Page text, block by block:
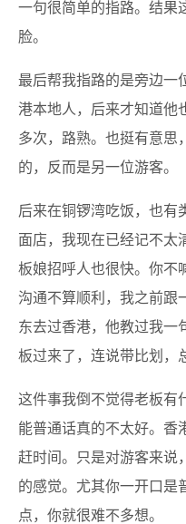
一句很简单的指路。结果
脸。
最后帮我指路的是旁边一
港本地人，后来才知道他
多次，路熟。也挺有意思
的，反而是另一位游客。
后来在铜锣湾吃饭，也有
面店，我现在已经记不太
板娘招呼人也很快。你不
沟通不算顺利，我之前跟
东去过香港，他教过我一
板过来了，连说带比划，
这件事我倒不觉得老板有
能普通话真的不太好。香
赶时间。只是对游客来说
的感觉。尤其你一开口是
点，你就很难不多想。